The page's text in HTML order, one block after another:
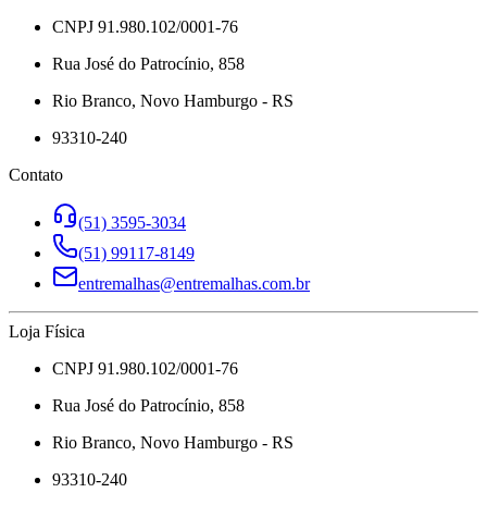
CNPJ 91.980.102/0001-76
Rua José do Patrocínio, 858
Rio Branco, Novo Hamburgo - RS
93310-240
Contato
(51) 3595-3034
(51) 99117-8149
entremalhas@entremalhas.com.br
Loja Física
CNPJ 91.980.102/0001-76
Rua José do Patrocínio, 858
Rio Branco, Novo Hamburgo - RS
93310-240